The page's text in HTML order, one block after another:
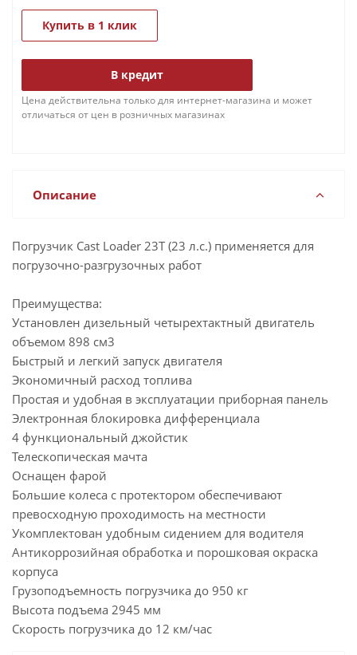
Купить в 1 клик
В кредит
Цена действительна только для интернет-магазина и может
отличаться от цен в розничных магазинах
Описание
Погрузчик Cast Loader 23T (23 л.с.) применяется для
погрузочно-разгрузочных работ
Преимущества:
Установлен дизельный четырехтактный двигатель
объемом 898 см3
Быстрый и легкий запуск двигателя
Экономичный расход топлива
Простая и удобная в эксплуатации приборная панель
Электронная блокировка дифференциала
4 функциональный джойстик
Телескопическая мачта
Оснащен фарой
Большие колеса с протектором обеспечивают
превосходную проходимость на местности
Укомплектован удобным сидением для водителя
Антикоррозийная обработка и порошковая окраска
корпуса
Грузоподъемность погрузчика до 950 кг
Высота подъема 2945 мм
Скорость погрузчика до 12 км/час